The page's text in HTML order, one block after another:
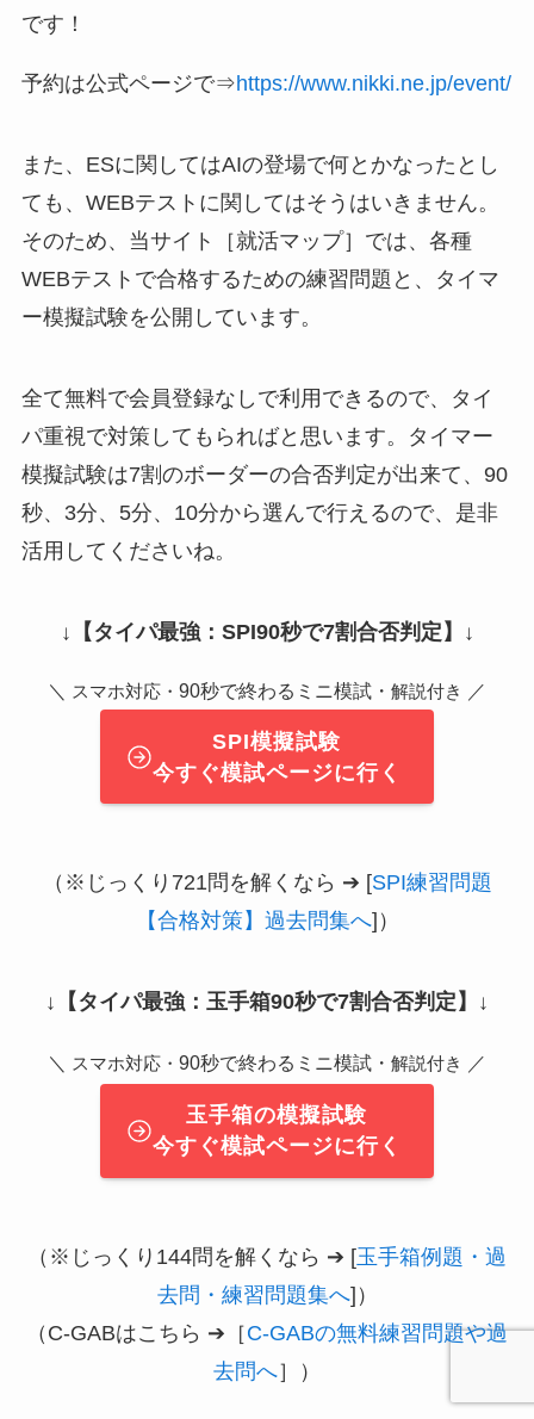
です！
予約は公式ページで⇒https://www.nikki.ne.jp/event/
また、ESに関してはAIの登場で何とかなったとし
ても、WEBテストに関してはそうはいきません。
そのため、当サイト［就活マップ］では、各種
WEBテストで合格するための練習問題と、タイマ
ー模擬試験を公開しています。
全て無料で会員登録なしで利用できるので、タイ
パ重視で対策してもらればと思います。タイマー
模擬試験は7割のボーダーの合否判定が出来て、90
秒、3分、5分、10分から選んで行えるので、是非
活用してくださいね。
↓ 【タイパ最強：SPI90秒で7割合否判定】 ↓
＼ スマホ対応・ 90秒で終わるミニ模試・ 解説付き ／
SPI模擬試験
今すぐ模試ページに行く
（※じっくり721問を解くなら ➔ [SPI練習問題
【合格対策】過去問集へ]）
↓ 【タイパ最強：玉手箱90秒で7割合否判定】 ↓
＼ スマホ対応・ 90秒で終わるミニ模試・ 解説付き ／
玉手箱の模擬試験
今すぐ模試ページに行く
（※じっくり144問を解くなら ➔ [玉手箱例題・過
去問・練習問題集へ]）
（C-GABはこちら ➔［C-GABの無料練習問題や過
去問へ］）